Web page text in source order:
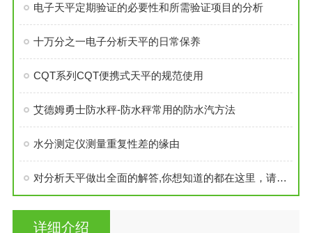
电子天平定期验证的必要性和所需验证项目的分析
十万分之一电子分析天平的日常保养
CQT系列CQT便携式天平的规范使用
艾德姆勇士防水秤-防水秤常用的防水汽方法
水分测定仪测量重复性差的缘由
对分析天平做出全面的解答,你想知道的都在这里，请点击
详细介绍